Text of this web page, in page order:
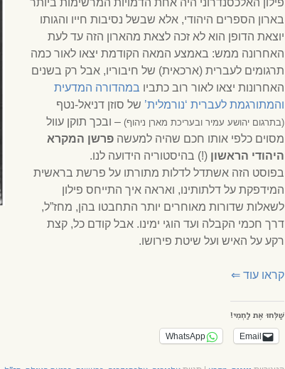
פילון האלכסנדרוני היה אחת הדמויות המרשימות ביותר
בארון הספרים היהודי, אלא שבשל נסיבות חייו והגותו
יוצאת הדופן הוא לא זכה לצאת מהארון הזה עד לעת
האחרונה ממש: באמצע המאה הקודמת יצאו לאור כמה
תרגומים לעברית (ארכאית) של חיבוריו, אבל רק בשנים
האחרונות יצאו לאור רוב כתביו במהדורה המדעית
והמתורגמת לעברית ‘נורמלית’ של סוזן דניאל-נטף
(בתרגום יהושע עמיר ובעריכת מארן ניהוף) – ובכך תוקן עוול
מסוים כלפי אותו חכם שהיה למעשה פרשן המקרא
היהודי הראשון (!) בהיסטוריה הידועה לנו.
בפוסט הזה אשתדל לדלות מתורתו על פרשת בראשית
המידפקת על דלתותינו, ואראה איך התייחס פילון
לשאלות שדורות מאוחרים יותר התחבטו בהן, מחז”ל,
דרך חכמי הקבלה ועד הוגי ימינו. אבל קודם כל, קצת
רקע על האיש ועל שיטת פירושו.
קראו עוד ⇐
שַׁלְּחוּ אֶת לַחְמִי!
Email
WhatsApp